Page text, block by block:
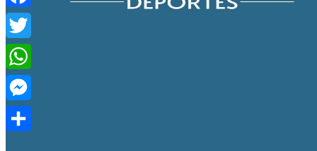
Facebook
Twitter
WhatsApp
Messenger